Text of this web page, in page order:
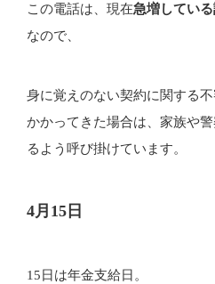
この電話は、現在急増してい
なので、
身に覚えのない契約に関する
かかってきた場合は、家族や
るよう呼び掛けています。
4月15日
15日は年金支給日。